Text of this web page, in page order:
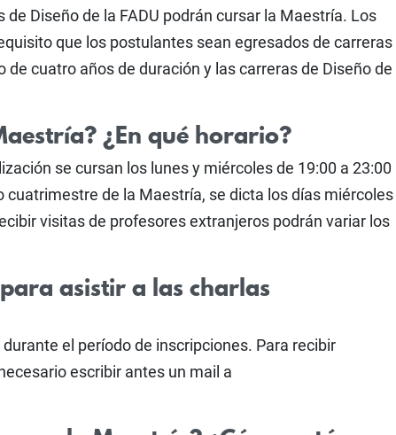
Diseño de la FADU podrán cursar la Maestría. Los
que los postulantes sean egresados de carreras
cuatro años de duración y las carreras de Diseño de
¿En qué horario?
se cursan los lunes y miércoles de 19:00 a 23:00
cuatrimestre de la Maestría, se dicta los días miércoles
visitas de profesores extranjeros podrán variar los
asistir a las charlas
el período de inscripciones. Para recibir
escribir antes un mail a